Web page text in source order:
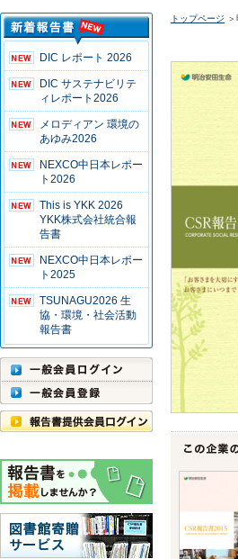
DIC レポート 2026
DIC サステナビリテ
ィレポート2026
メロディアン 環境の
あゆみ2026
NEXCO中日本レポー
ト2026
This is YKK 2026
YKK株式会社統合報
告書
NEXCO中日本レポー
ト2025
TSUNAGU2026 生
協・環境・社会活動
報告書
トップページ